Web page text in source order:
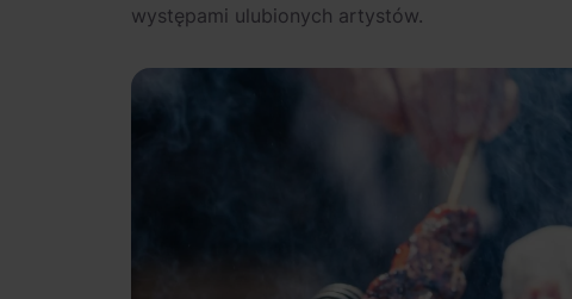
występami ulubionych artystów.